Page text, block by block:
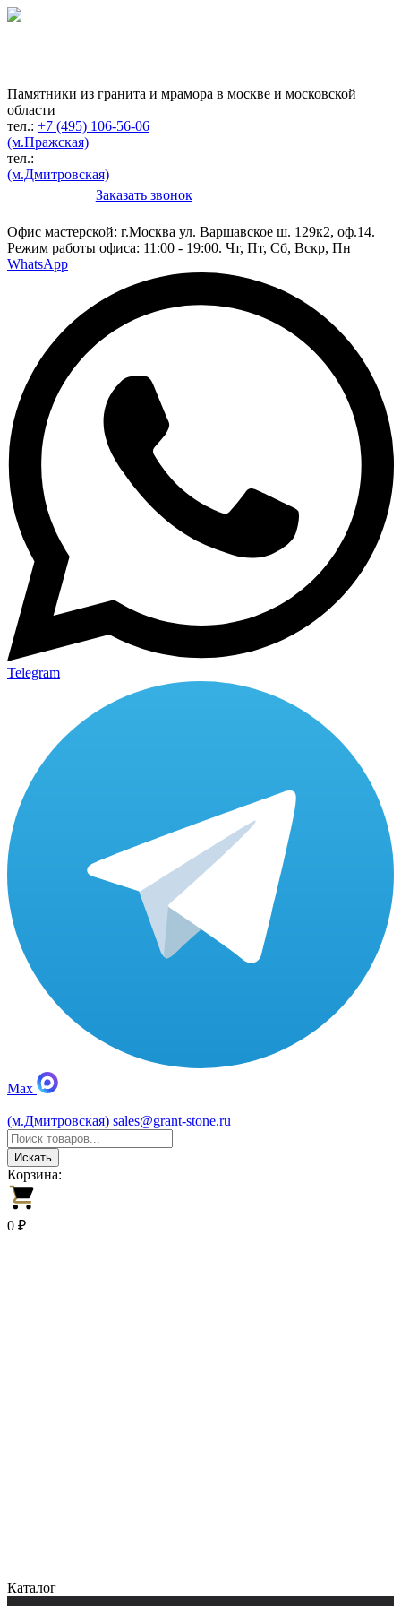
Памятники из гранита и мрамора в москве и московской
области
тел.: +7 (495) 106-56-06
(м.Пражская)
тел.:
(м.Дмитровская)
Заказать звонок
Офис мастерской: г.Москва ул. Варшавское ш. 129к2, оф.14.
Режим работы офиса: 11:00 - 19:00. Чт, Пт, Сб, Вскр, Пн
WhatsApp
Telegram
Max
(м.Дмитровская) sales@grant-stone.ru
Искать
Корзина:
0 ₽
Каталог